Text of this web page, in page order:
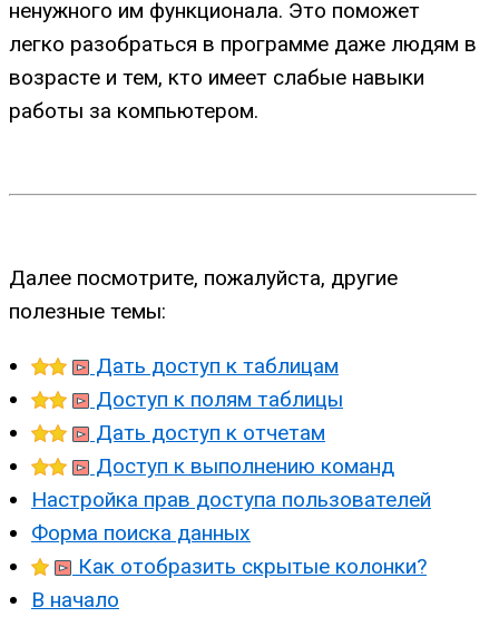
ненужного им функционала. Это поможет
легко разобраться в программе даже людям в
возрасте и тем, кто имеет слабые навыки
работы за компьютером.
Далее посмотрите, пожалуйста, другие
полезные темы:
Дать доступ к таблицам
Доступ к полям таблицы
Дать доступ к отчетам
Доступ к выполнению команд
Настройка прав доступа пользователей
Форма поиска данных
Как отобразить скрытые колонки?
В начало